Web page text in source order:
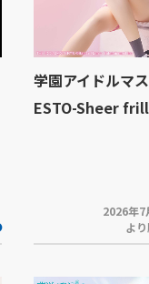
学園アイドルマ
ESTO-Sheer
2026年7
よ